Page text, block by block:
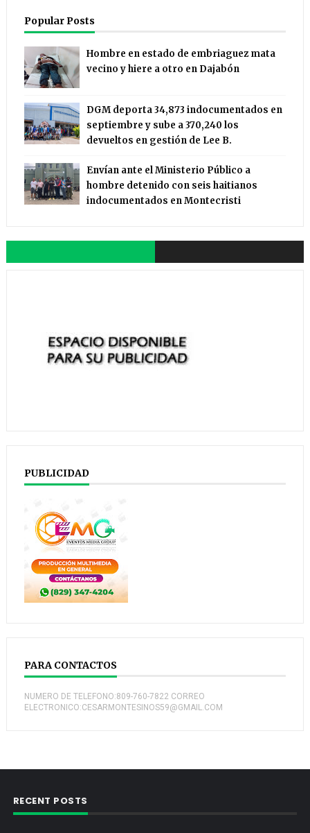
Popular Posts
Hombre en estado de embriaguez mata
vecino y hiere a otro en Dajabón
DGM deporta 34,873 indocumentados en
septiembre y sube a 370,240 los
devueltos en gestión de Lee B.
Envían ante el Ministerio Público a
hombre detenido con seis haitianos
indocumentados en Montecristi
PUBLICIDAD
PARA CONTACTOS
NUMERO DE TELEFONO:809-760-7822 CORREO
ELECTRONICO:CESARMONTESINOS59@GMAIL.COM
RECENT POSTS